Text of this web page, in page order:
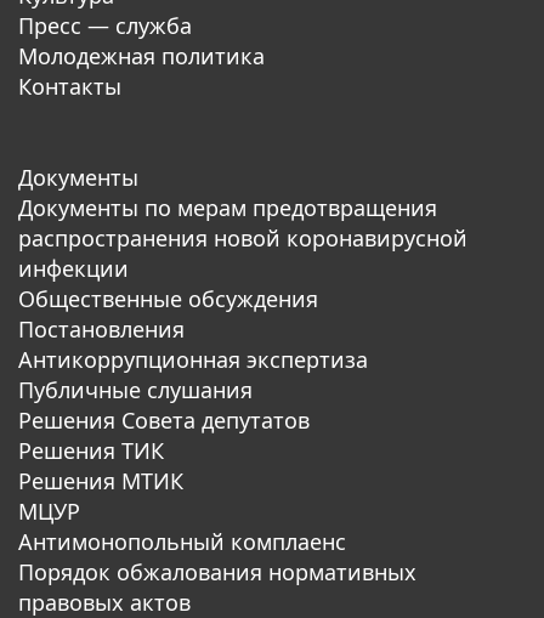
Пресс — служба
Молодежная политика
Контакты
Документы
Документы по мерам предотвращения
распространения новой коронавирусной
инфекции
Общественные обсуждения
Постановления
Антикоррупционная экспертиза
Публичные слушания
Решения Совета депутатов
Решения ТИК
Решения МТИК
МЦУР
Антимонопольный комплаенс
Порядок обжалования нормативных
правовых актов